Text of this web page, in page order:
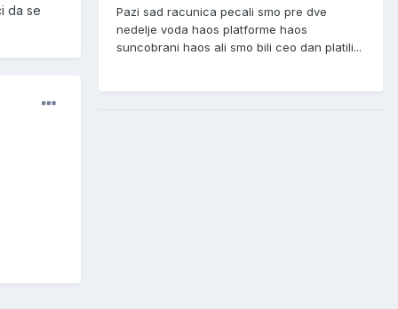
da se
Pazi sad racunica pecali smo pre dve
nedelje voda haos platforme haos
suncobrani haos ali smo bili ceo dan platili...